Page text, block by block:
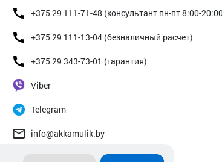
+375 29 111-71-48 (консультант пн-пт 8:00-
+375 29 111-13-04 (безналичный расчет)
+375 29 343-73-01 (гарантия)
Viber
Telegram
info@akkamulik.by